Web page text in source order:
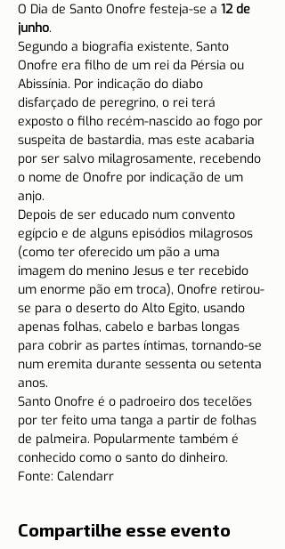
O Dia de Santo Onofre festeja-se a 12 de
junho.
Segundo a biografia existente, Santo
Onofre era filho de um rei da Pérsia ou
Abissínia. Por indicação do diabo
disfarçado de peregrino, o rei terá
exposto o filho recém-nascido ao fogo por
suspeita de bastardia, mas este acabaria
por ser salvo milagrosamente, recebendo
o nome de Onofre por indicação de um
anjo.
Depois de ser educado num convento
egípcio e de alguns episódios milagrosos
(como ter oferecido um pão a uma
imagem do menino Jesus e ter recebido
um enorme pão em troca), Onofre retirou-
se para o deserto do Alto Egito, usando
apenas folhas, cabelo e barbas longas
para cobrir as partes íntimas, tornando-se
num eremita durante sessenta ou setenta
anos.
Santo Onofre é o padroeiro dos tecelões
por ter feito uma tanga a partir de folhas
de palmeira. Popularmente também é
conhecido como o santo do dinheiro.
Fonte: Calendarr
Compartilhe esse evento